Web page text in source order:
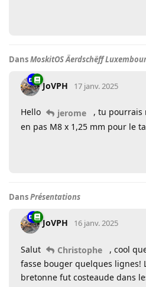
DansMoskitOS Äerdschëff
JoVPH 17 janv. 2025
Hello jerome
, tu pourrais
en pas M8 x 1,25 mm pour le
DansPrésentations
JoVPH 16 janv. 2025
Salut Christophe
, cool
fasse bouger quelques lignes!
bretonne fut costeaude dans